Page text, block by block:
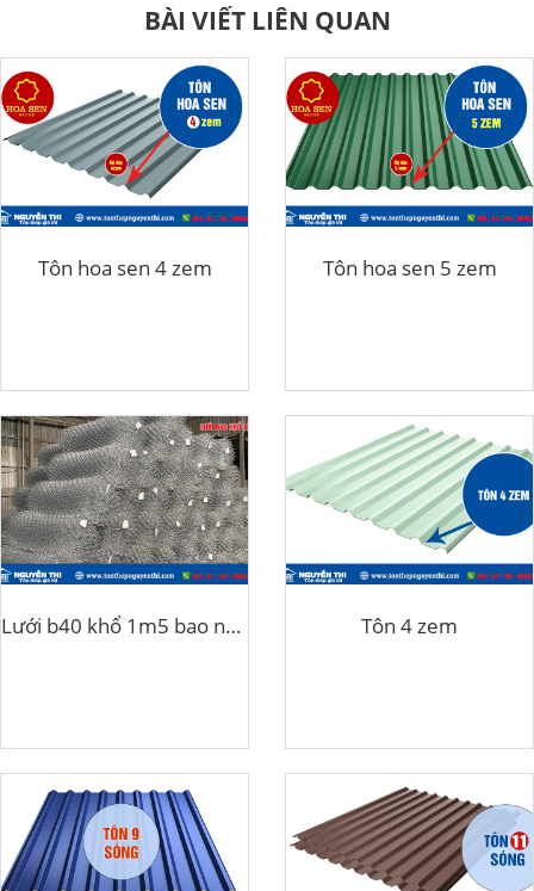
BÀI VIẾT LIÊN QUAN
Tôn hoa sen 4 zem Tôn hoa sen 5 zem
Lưới b40 khổ 1m5 bao nhiêu kg Tôn 4 zem